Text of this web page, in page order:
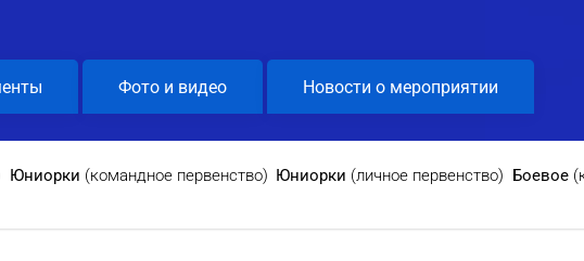
Фото и видео Новости о мероприятии
Юниорки (командное первенство) Юниорки (личное первенство) Боевое